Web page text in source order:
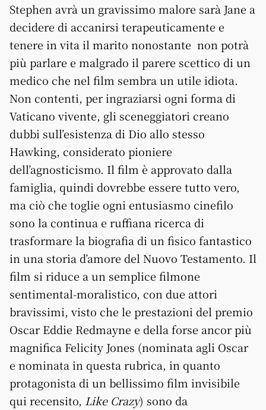
Stephen avrà un gravissimo malore sarà Jane a
decidere di accanirsi terapeuticamente e
tenere in vita il marito nonostante non potrà
più parlare e malgrado il parere scettico di un
medico che nel film sembra un utile idiota.
Non contenti, per ingraziarsi ogni forma di
Vaticano vivente, gli sceneggiatori creano
dubbi sull’esistenza di Dio allo stesso
Hawking, considerato pioniere
dell’agnosticismo. Il film è approvato dalla
famiglia, quindi dovrebbe essere tutto vero,
ma ciò che toglie ogni entusiasmo cinefilo
sono la continua e ruffiana ricerca di
trasformare la biografia di un fisico fantastico
in una storia d’amore del Nuovo Testamento. Il
film si riduce a un semplice filmone
sentimental-moralistico, con due attori
bravissimi, visto che le prestazioni del premio
Oscar Eddie Redmayne e della forse ancor più
magnifica Felicity Jones (nominata agli Oscar
e nominata in questa rubrica, in quanto
protagonista di un bellissimo film invisibile
qui recensito, Like Crazy) sono da